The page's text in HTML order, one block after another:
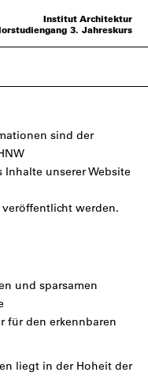
Institut Architektur
3. Jahreskurs
sind der
unserer Website
werden.
und sparsamen
für den erkennbaren
liegt in der Hoheit der